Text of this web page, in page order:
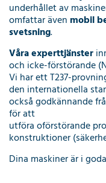
underhållet av
omfattar även mobil
svetsning.
Våra experttjänster
och icke-förstörande
Vi har ett T237-
den internationella
också godkännande
för att
utföra oförstörande
konstruktioner
Dina maskiner är i